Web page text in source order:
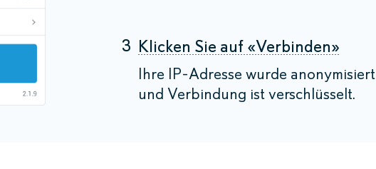
3 Klicken Sie auf «Verbinden»
Ihre IP-Adresse wurde anonymisiert
und Verbindung ist verschlüsselt.